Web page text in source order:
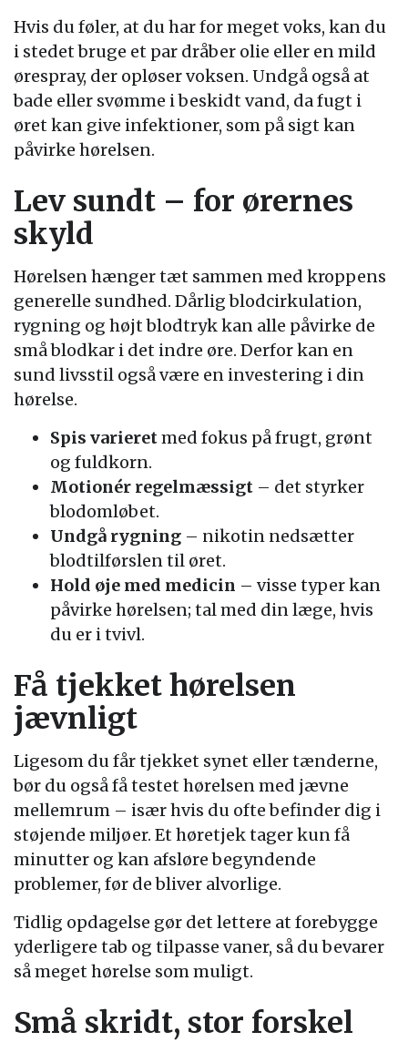
Hvis du føler, at du har for meget voks, kan du
i stedet bruge et par dråber olie eller en mild
ørespray, der opløser voksen. Undgå også at
bade eller svømme i beskidt vand, da fugt i
øret kan give infektioner, som på sigt kan
påvirke hørelsen.
Lev sundt – for ørernes
skyld
Hørelsen hænger tæt sammen med kroppens
generelle sundhed. Dårlig blodcirkulation,
rygning og højt blodtryk kan alle påvirke de
små blodkar i det indre øre. Derfor kan en
sund livsstil også være en investering i din
hørelse.
Spis varieretmed fokus på frugt, grønt
og fuldkorn.
Motionér regelmæssigt – det styrker
blodomløbet.
Undgå rygning – nikotin nedsætter
blodtilførslen til øret.
Hold øje med medicin – visse typer kan
påvirke hørelsen; tal med din læge, hvis
du er i tvivl.
Få tjekket hørelsen
jævnligt
Ligesom du får tjekket synet eller tænderne,
bør du også få testet hørelsen med jævne
mellemrum – især hvis du ofte befinder dig i
støjende miljøer. Et høretjek tager kun få
minutter og kan afsløre begyndende
problemer, før de bliver alvorlige.
Tidlig opdagelse gør det lettere at forebygge
yderligere tab og tilpasse vaner, så du bevarer
så meget hørelse som muligt.
Små skridt, stor forskel